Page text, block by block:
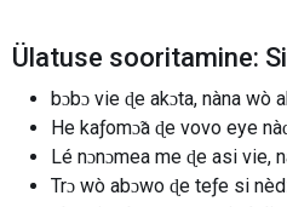
Ülatuse sooritamine:
bɔbɔ vie ɖe akɔta, nàna wò
He kaƒomɔ̃a ɖe vovo eye
Lé nɔnɔmea me ɖe asi
Trɔ wò abɔwo ɖe teƒe si